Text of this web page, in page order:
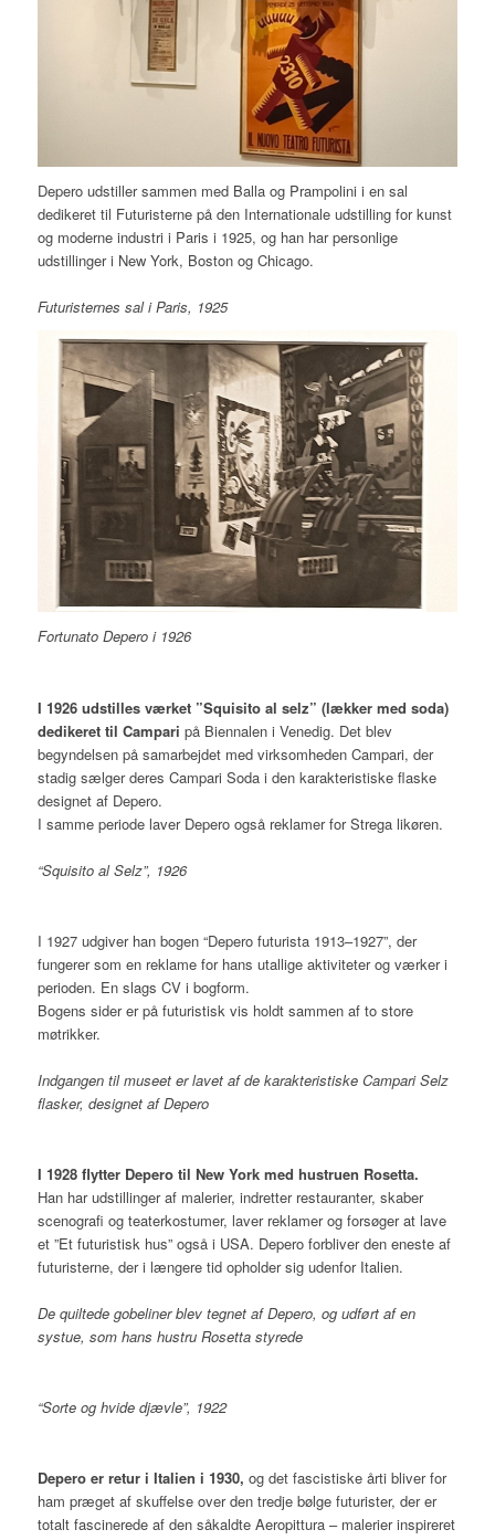
Depero udstiller sammen med Balla og Prampolini i en sal
dedikeret til Futuristerne på den Internationale udstilling for kunst
og moderne industri i Paris i 1925, og han har personlige
udstillinger i New York, Boston og Chicago.
Futuristernes sal i Paris, 1925
Fortunato Depero i 1926
I 1926 udstilles værket ”Squisito al selz” (lækker med soda)
dedikeret til Campari på Biennalen i Venedig. Det blev
begyndelsen på samarbejdet med virksomheden Campari, der
stadig sælger deres Campari Soda i den karakteristiske flaske
designet af Depero.
I samme periode laver Depero også reklamer for Strega likøren.
“Squisito al Selz”, 1926
I 1927 udgiver han bogen “Depero futurista 1913–1927”, der
fungerer som en reklame for hans utallige aktiviteter og værker i
perioden. En slags CV i bogform.
Bogens sider er på futuristisk vis holdt sammen af to store
møtrikker.
Indgangen til museet er lavet af de karakteristiske Campari Selz
flasker, designet af Depero
I 1928 flytter Depero til New York med hustruen Rosetta.
Han har udstillinger af malerier, indretter restauranter, skaber
scenografi og teaterkostumer, laver reklamer og forsøger at lave
et ”Et futuristisk hus” også i USA. Depero forbliver den eneste af
futuristerne, der i længere tid opholder sig udenfor Italien.
De quiltede gobeliner blev tegnet af Depero, og udført af en
systue, som hans hustru Rosetta styrede
“Sorte og hvide djævle”, 1922
Depero er retur i Italien i 1930, og det fascistiske årti bliver for
ham præget af skuffelse over den tredje bølge futurister, der er
totalt fascinerede af den såkaldte Aeropittura – malerier inspireret